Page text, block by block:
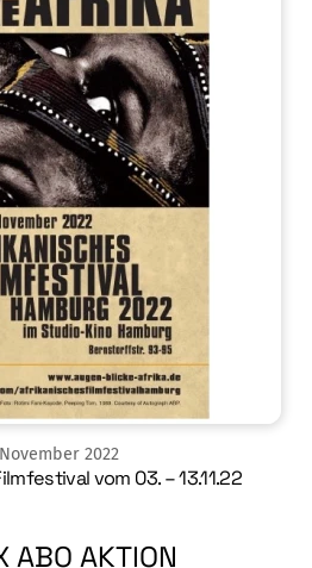
November 2022
vom 03. – 13.11.22
ABO AKTION